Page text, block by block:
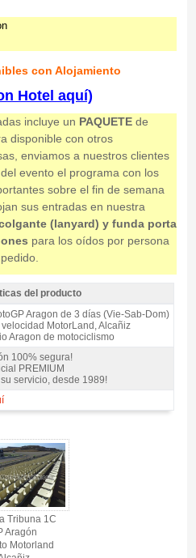
con Alojamiento
Hotel aquí)
incluye un PAQUETEde
disponible con otros
enviamos a nuestros clientes
evento el programa con los
sobre el fin de semana
sus entradas en nuestra
(lanyard) y funda porta
para los oídos por persona
Aragón 2026 - Características del producto
del producto
Aragon de 3 días (Vie-Sab-Dom)
MotorLand, Alcañiz
Aragon de motociclismo
100% segura!
PREMIUM
servicio, desde 1989!
Tribuna 1C
Aragón
Motorland